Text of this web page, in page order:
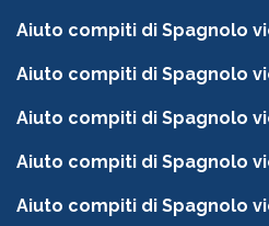
Aiuto compiti di Spagnolo
Aiuto compiti di Spagnolo
Aiuto compiti di Spagnolo
Aiuto compiti di Spagnolo
Aiuto compiti di Spagnolo